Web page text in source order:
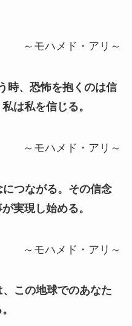
～モハメド・アリ～
時、恐怖を抱くのは信
は私を信じる。
～モハメド・アリ～
つながる。その信念
実現し始める。
～モハメド・アリ～
この地球でのあなた